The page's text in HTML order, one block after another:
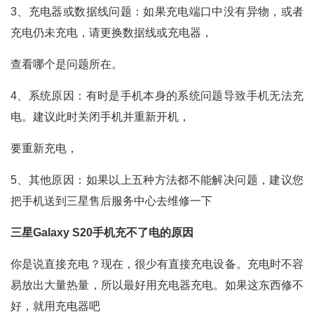
3、充电器或数据线问题：如果充电端口中没有异物，或者
充电仍未充电，请更换数据线或充电器，
查看哪个是问题所在。
4、系统原因：有时是手机本身的系统问题导致手机无法充
电。建议此时关闭手机并重新开机，
要重新充电，
5、其他原因：如果以上五种方法都不能解决问题，建议您
把手机送到三星售后服务中心去维修一下
三星Galaxy S20手机充不了电的原因
你是说直接充电？现在，很少有直接充电设备。充电时不容
易放出大量热量，所以最好用充电器充电。如果这东西修不
好，就用充电器吧